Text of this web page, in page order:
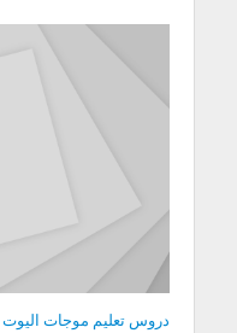
دروس تعليم موجات اليوت